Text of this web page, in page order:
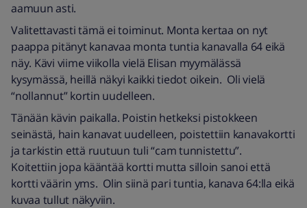
aamuun asti.
Valitettavasti tämä ei toiminut. Monta kertaa on nyt
paappa pitänyt kanavaa monta tuntia kanavalla 64 eikä
näy. Kävi viime viikolla vielä Elisan myymälässä
kysymässä, heillä näkyi kaikki tiedot oikein. Oli vielä
“nollannut” kortin uudelleen.
Tänään kävin paikalla. Poistin hetkeksi pistokkeen
seinästä, hain kanavat uudelleen, poistettiin kanavakortti
ja tarkistin että ruutuun tuli “cam tunnistettu”.
Koitettiin jopa kääntää kortti mutta silloin sanoi että
kortti väärin yms. Olin siinä pari tuntia, kanava 64:lla eikä
kuvaa tullut näkyviin.